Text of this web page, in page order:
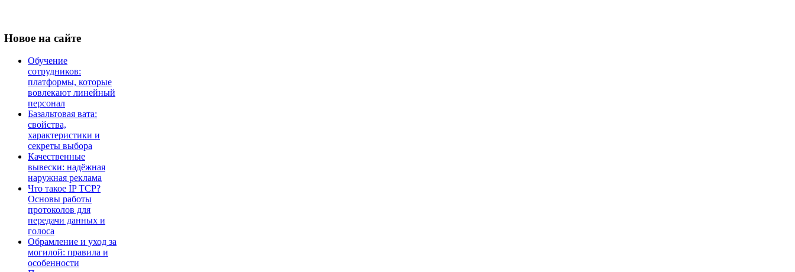
Новое на сайте
Обучение
сотрудников:
платформы, которые
вовлекают линейный
персонал
Базальтовая вата:
свойства,
характеристики и
секреты выбора
Качественные
вывески: надёжная
наружная реклама
Что такое IP TCP?
Основы работы
протоколов для
передачи данных и
голоса
Обрамление и уход за
могилой: правила и
особенности